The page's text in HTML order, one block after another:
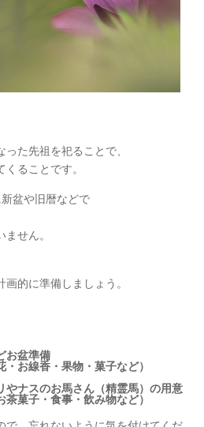
た先祖を祀ることで、
ることです。
盆や旧暦などで
せん。
画的に準備しましょう。
お盆準備
・お線香・果物・菓子など）
やナスのお馬さん（精霊馬）の用意
茶菓子・食事・飲み物など）